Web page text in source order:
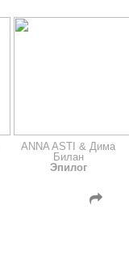
ANNA ASTI & Дима
Билан
Эпилог